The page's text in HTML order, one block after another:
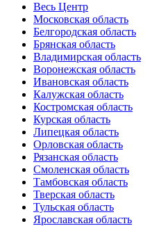
Весь Центр
Московская область
Белгородская область
Брянская область
Владимирская область
Воронежская область
Ивановская область
Калужская область
Костромская область
Курская область
Липецкая область
Орловская область
Рязанская область
Смоленская область
Тамбовская область
Тверская область
Тульская область
Ярославская область